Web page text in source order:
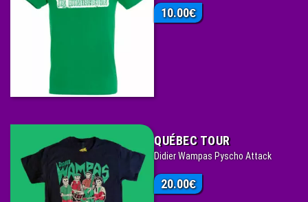
10.00€
QUÉBEC TOUR
Didier Wampas Pyscho Attack
20.00€